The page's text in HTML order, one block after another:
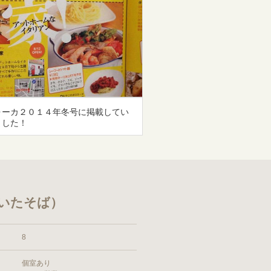
カ２０１４年冬号に掲載してい
た！
そば）
8
個室あり